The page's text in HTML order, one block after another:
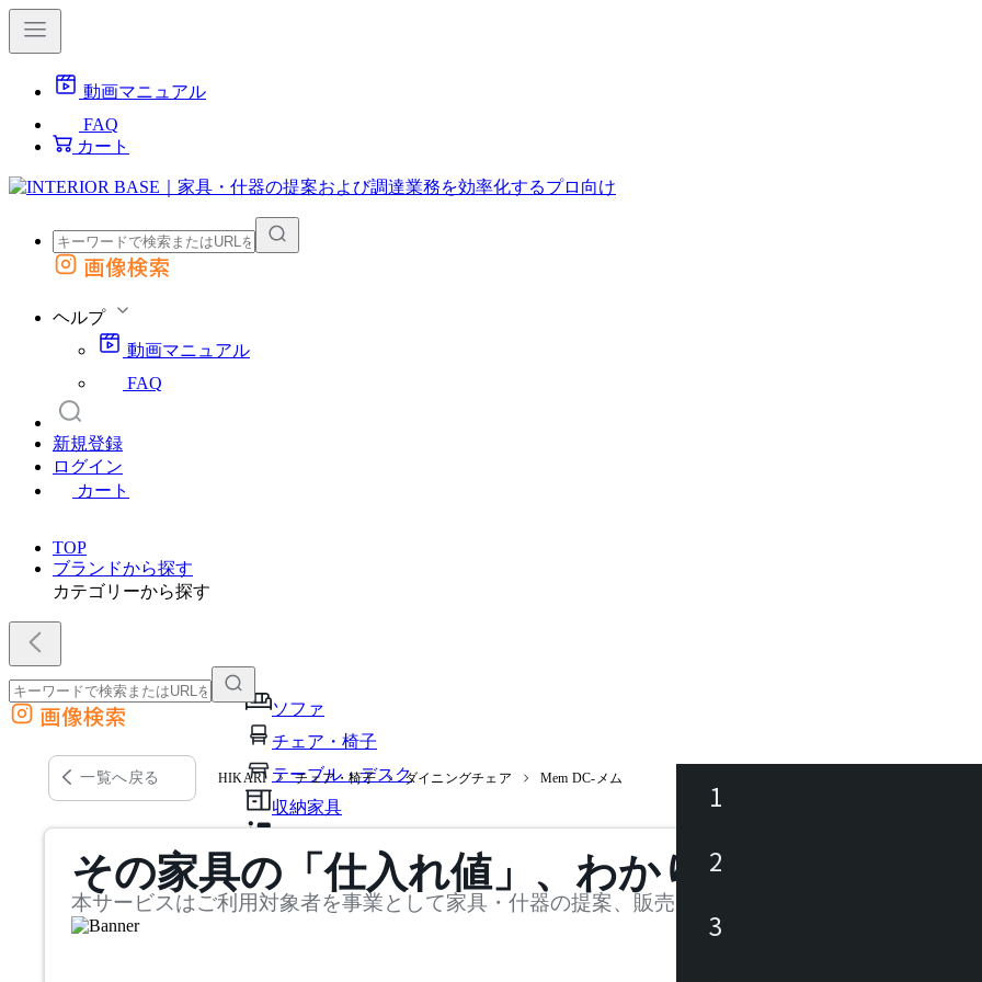
動画マニュアル
FAQ
カート
外部サイトの商品をカートに追加
画像検索
ヘルプ
動画マニュアル
FAQ
新規登録
ログイン
カート
TOP
ブランドから探す
カテゴリーから探す
ソファ
チェア・椅子
テーブル・デスク
収納家具
オフィスアクセサリー・備品
インテリア雑貨
外部サイトの商品をカートに追加
他のサイトで見つけた商品ページのURLを貼り付けて、カートに追加できます
画像検索
一覧へ戻る HIKARI チェア・椅子 ダイニングチェア Mem DC-メム
その家具の「仕入れ値」、わかります。
本サービスはご利用対象者を事業として家具・什器の提案、販売を行う法人様および個人事業主
1
2
3